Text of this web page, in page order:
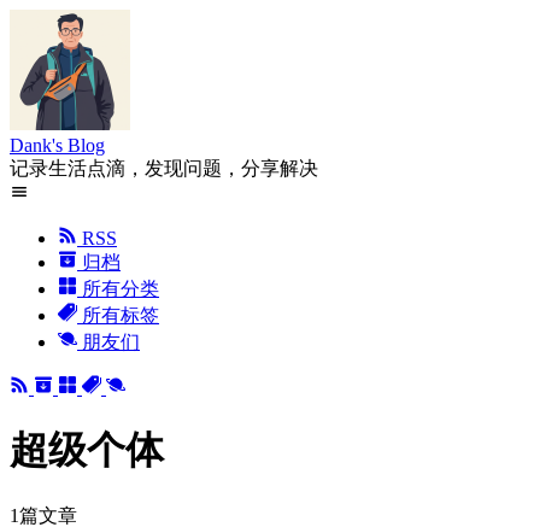
Dank's Blog
记录生活点滴，发现问题，分享解决
RSS
归档
所有分类
所有标签
朋友们
超级个体
1篇文章